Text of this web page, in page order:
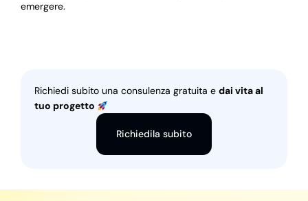
emergere.
Richiedi subito una consulenza gratuita e dai vita al
tuo progetto
Richiedila subito